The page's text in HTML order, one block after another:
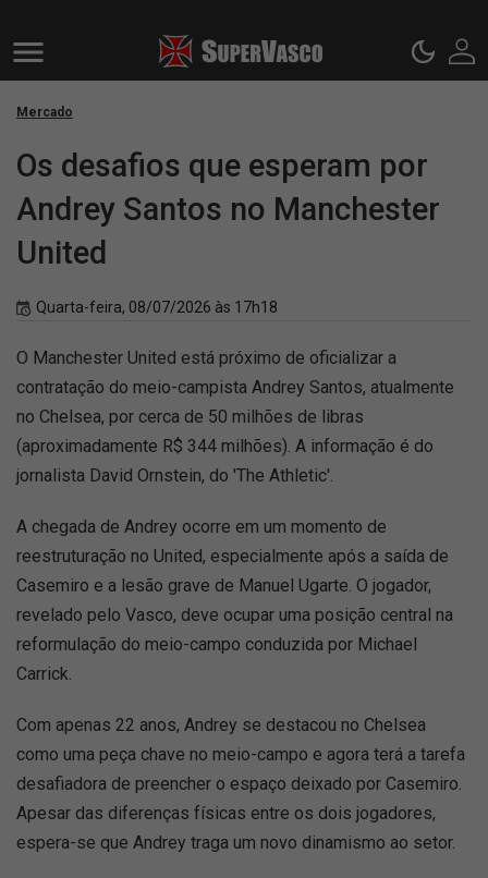
Mercado
Os desafios que esperam por
Andrey Santos no Manchester
United
Quarta-feira, 08/07/2026 às 17h18
O Manchester United está próximo de oficializar a
contratação do meio-campista Andrey Santos, atualmente
no Chelsea, por cerca de 50 milhões de libras
(aproximadamente R$ 344 milhões). A informação é do
jornalista David Ornstein, do 'The Athletic'.
A chegada de Andrey ocorre em um momento de
reestruturação no United, especialmente após a saída de
Casemiro e a lesão grave de Manuel Ugarte. O jogador,
revelado pelo Vasco, deve ocupar uma posição central na
reformulação do meio-campo conduzida por Michael
Carrick.
Com apenas 22 anos, Andrey se destacou no Chelsea
como uma peça chave no meio-campo e agora terá a tarefa
desafiadora de preencher o espaço deixado por Casemiro.
Apesar das diferenças físicas entre os dois jogadores,
espera-se que Andrey traga um novo dinamismo ao setor.